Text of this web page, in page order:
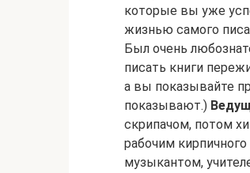
которые вы уже
жизнью самого
Был очень
писать книги
а вы показывайте
показывают.)
скрипачом, потом
рабочим
музыкантом,